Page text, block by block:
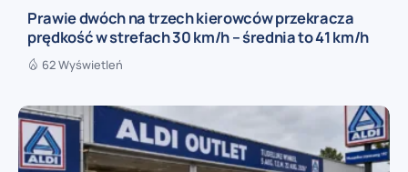
Prawie dwóch na trzech kierowców przekracza
prędkość w strefach 30 km/h – średnia to 41 km/h
62 Wyświetleń